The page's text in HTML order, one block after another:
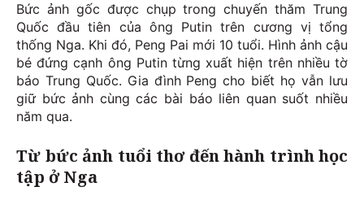
Bức ảnh gốc được chụp trong chuyến thăm Trung
Quốc đầu tiên của ông Putin trên cương vị tổng
thống Nga. Khi đó, Peng Pai mới 10 tuổi. Hình ảnh cậu
bé đứng cạnh ông Putin từng xuất hiện trên nhiều tờ
báo Trung Quốc. Gia đình Peng cho biết họ vẫn lưu
giữ bức ảnh cùng các bài báo liên quan suốt nhiều
năm qua.
Từ bức ảnh tuổi thơ đến hành trình học
tập ở Nga